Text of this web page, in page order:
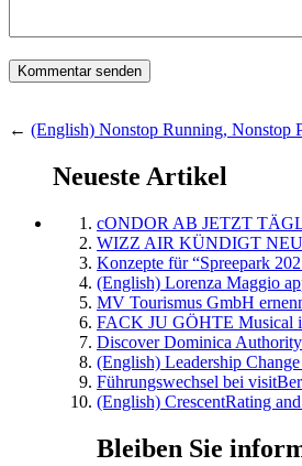
← (English) Nonstop Running, Nonstop
Neueste Artikel
cONDOR AB JETZT
WIZZ AIR KÜNDIGT
Konzepte für “Spreepark
(English) Lorenza Maggio
MV Tourismus GmbH
FACK JU GÖHTE Musical
Discover Dominica
(English) Leadership
Führungswechsel bei
(English) CrescentRating
Bleiben Sie